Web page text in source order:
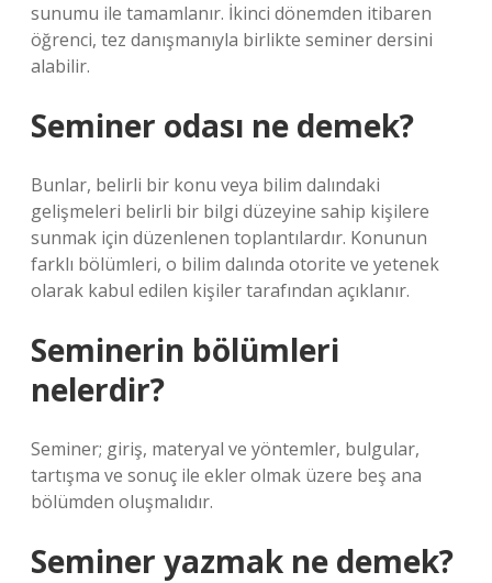
sunumu ile tamamlanır. İkinci dönemden itibaren
öğrenci, tez danışmanıyla birlikte seminer dersini
alabilir.
Seminer odası ne demek?
Bunlar, belirli bir konu veya bilim dalındaki
gelişmeleri belirli bir bilgi düzeyine sahip kişilere
sunmak için düzenlenen toplantılardır. Konunun
farklı bölümleri, o bilim dalında otorite ve yetenek
olarak kabul edilen kişiler tarafından açıklanır.
Seminerin bölümleri
nelerdir?
Seminer; giriş, materyal ve yöntemler, bulgular,
tartışma ve sonuç ile ekler olmak üzere beş ana
bölümden oluşmalıdır.
Seminer yazmak ne demek?